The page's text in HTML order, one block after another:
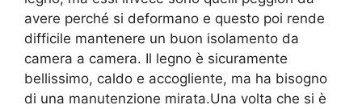
avere perché si deformano e questo poi rende
difficile mantenere un buon isolamento da
camera a camera. Il legno è sicuramente
bellissimo, caldo e accogliente, ma ha bisogno
di una manutenzione mirata.Una volta che si è